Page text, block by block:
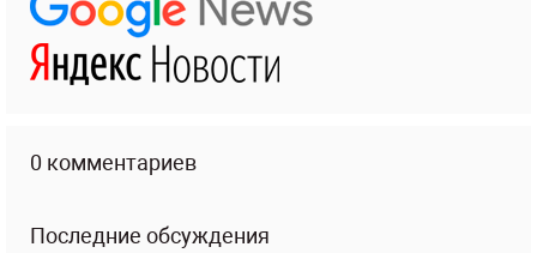
0 комментариев
Последние обсуждения